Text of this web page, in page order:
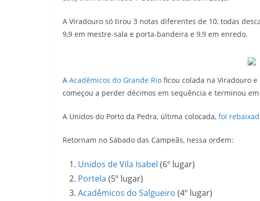
A Viradouro só tirou 3 notas diferentes de 10, todas
9,9 em mestre-sala e porta-bandeira e 9,9 em enredo.
A Acadêmicos do Grande Rio ficou colada na Viradouro
começou a perder décimos em sequência e terminou
A Unidos do Porto da Pedra, última colocada, foi
Retornam no Sábado das Campeãs, nessa ordem:
Unidos de Vila Isabel (6º lugar)
Portela (5º lugar)
Acadêmicos do Salgueiro (4º lugar)